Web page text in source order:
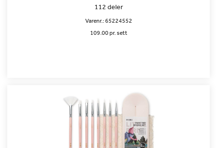
112 deler
Varenr.:65224552
109.00 pr. sett